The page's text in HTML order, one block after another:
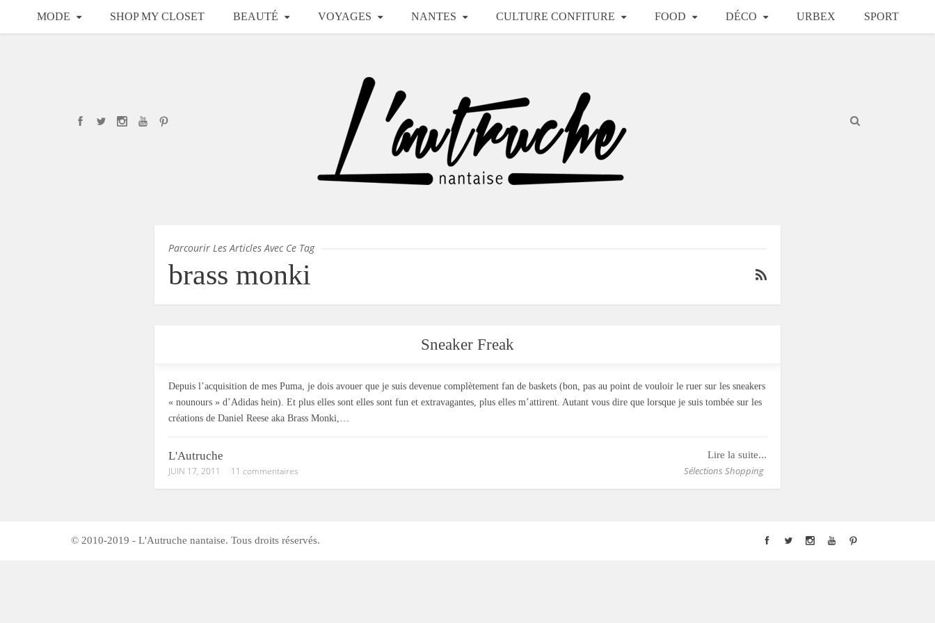
MODE SHOP MY CLOSET BEAUTÉ VOYAGES NANTES CULTURE CONFITURE FOOD DÉCO URBEX SPORT
Parcourir Les Articles Avec Ce Tag
brass monki
Sneaker Freak
Depuis l’acquisition de mes Puma, je dois avouer que je suis devenue complètement fan de baskets (bon, pas au point de vouloir le ruer sur les sneakers
« nounours » d’Adidas hein). Et plus elles sont elles sont fun et extravagantes, plus elles m’attirent. Autant vous dire que lorsque je suis tombée sur les
créations de Daniel Reese aka Brass Monki,…
Lire la suite...
Sélections Shopping
L'Autruche
JUIN 17, 2011 11 commentaires
© 2010-2019 - L'Autruche nantaise. Tous droits réservés.